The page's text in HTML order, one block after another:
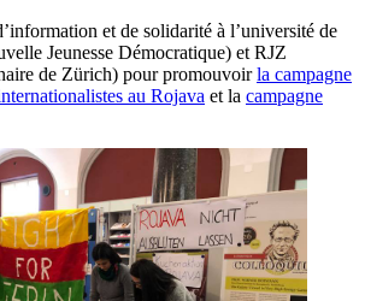
et de solidarité à l’université de
Jeunesse Démocratique) et RJZ
de Zürich) pour promouvoirla campagne
au Rojava et la campagne